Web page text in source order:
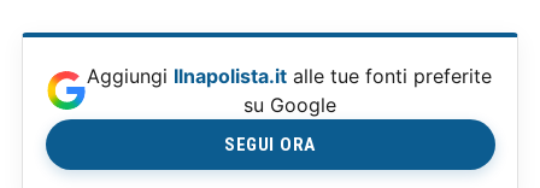
Aggiungi Ilnapolista.it alle tue fonti preferite
su Google
SEGUI ORA